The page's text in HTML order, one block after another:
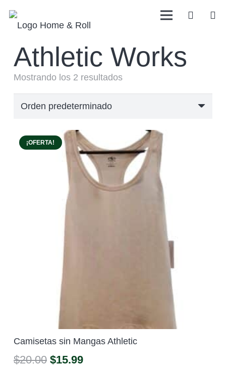
Athletic Works
Mostrando los 2 resultados
¡OFERTA!
Camisetas sin Mangas Athletic
$20.00 El
$15.99El